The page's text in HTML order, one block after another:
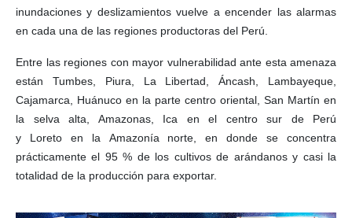
inundaciones y deslizamientos vuelve a encender las alarmas
en cada una de las regiones productoras del Perú.
Entre las regiones con mayor vulnerabilidad ante esta amenaza
están Tumbes, Piura, La Libertad, Áncash, Lambayeque,
Cajamarca, Huánuco en la parte centro oriental, San Martín en
la selva alta, Amazonas, Ica en el centro sur de Perú
y Loreto en la Amazonía norte, en donde se concentra
prácticamente el 95 % de los cultivos de arándanos y casi la
totalidad de la producción para exportar.